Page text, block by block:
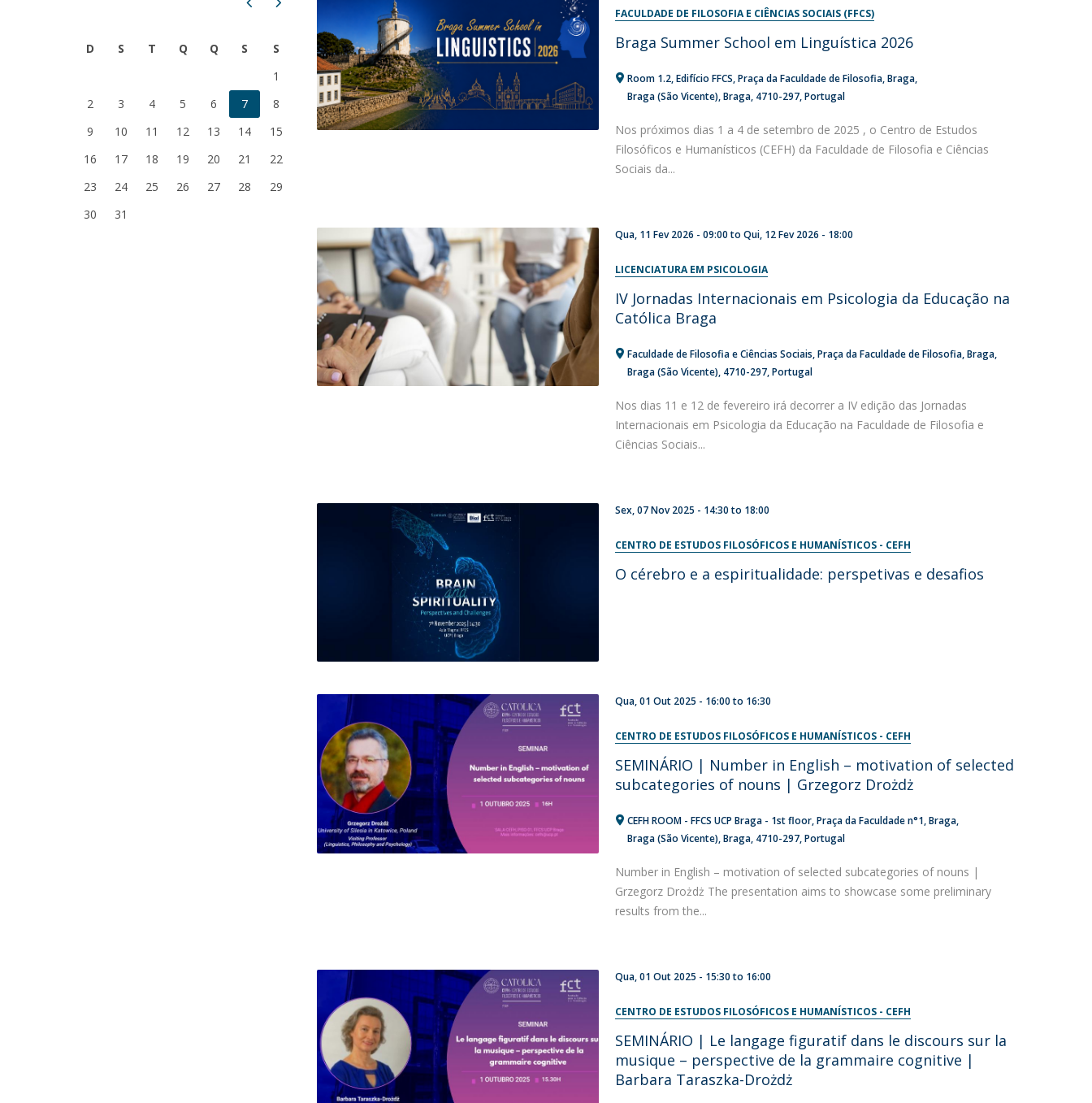
Bolsas de Estudo
Provas Públicas
Católica Braga Executive Academy
Apresentação
Programas
Informações globais
Diretório de Contactos
D S T Q Q S
S
1
2
3 4 5 6 7
8
9
10 11 12 13 14
15
16
17 18 19 20 21
22
23
24 25 26 27 28
29
30
31
FACULDADE DE FILOSOFIA E CIÊNCIAS SOCIAIS (FFCS)
Braga Summer School em Linguística 2026
Room 1.2, Edifício FFCS Praça da Faculdade de Filosofia Braga
Braga (São Vicente), Braga 4710-297 Portugal
Nos próximos dias 1 a 4 de setembro de 2025 , o Centro de Estudos
Filosóficos e Humanísticos (CEFH) da Faculdade de Filosofia e Ciências
Sociais da...
Qua, 11 Fev 2026 - 09:00toQui, 12 Fev 2026 - 18:00
LICENCIATURA EM PSICOLOGIA
IV Jornadas Internacionais em Psicologia da Educação na
Católica Braga
Faculdade de Filosofia e Ciências Sociais Praça da Faculdade de Filosofia Braga
Braga (São Vicente) 4710-297 Portugal
Nos dias 11 e 12 de fevereiro irá decorrer a IV edição das Jornadas
Internacionais em Psicologia da Educação na Faculdade de Filosofia e
Ciências Sociais...
Sex, 07 Nov 2025 - 14:30to 18:00
CENTRO DE ESTUDOS FILOSÓFICOS E HUMANÍSTICOS - CEFH
O cérebro e a espiritualidade: perspetivas e desafios
Qua, 01 Out 2025 - 16:00to 16:30
CENTRO DE ESTUDOS FILOSÓFICOS E HUMANÍSTICOS - CEFH
SEMINÁRIO | Number in English – motivation of selected
subcategories of nouns | Grzegorz Drożdż
CEFH ROOM - FFCS UCP Braga - 1st floor Praça da Faculdade n°1 Braga
Braga (São Vicente), Braga 4710-297 Portugal
Number in English – motivation of selected subcategories of nouns |
Grzegorz Drożdż The presentation aims to showcase some preliminary
results from the...
Qua, 01 Out 2025 - 15:30to 16:00
CENTRO DE ESTUDOS FILOSÓFICOS E HUMANÍSTICOS - CEFH
SEMINÁRIO | Le langage figuratif dans le discours sur la
musique – perspective de la grammaire cognitive |
Barbara Taraszka-Drożdż